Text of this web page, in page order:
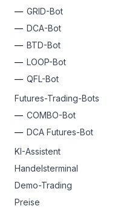
GRID-Bot
DCA-Bot
BTD-Bot
LOOP-Bot
QFL-Bot
Futures-Trading-Bots
COMBO-Bot
DCA Futures-Bot
KI-Assistent
Handelsterminal
Demo-Trading
Preise